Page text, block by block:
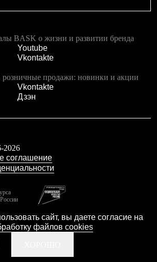
BASK о жизни и развитии бренда
Youtube
Vkontakte
розничные продажи: новинки и акции
Vkontakte
Дзэн
соглашение
сайт, вы даете согласие на
файлов cookies